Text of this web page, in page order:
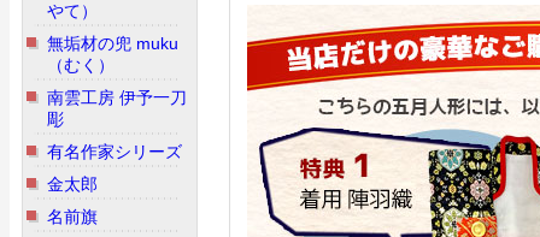
やて）
無垢材の兜 muku
（むく）
南雲工房 伊予一刀
彫
有名作家シリーズ
金太郎
名前旗